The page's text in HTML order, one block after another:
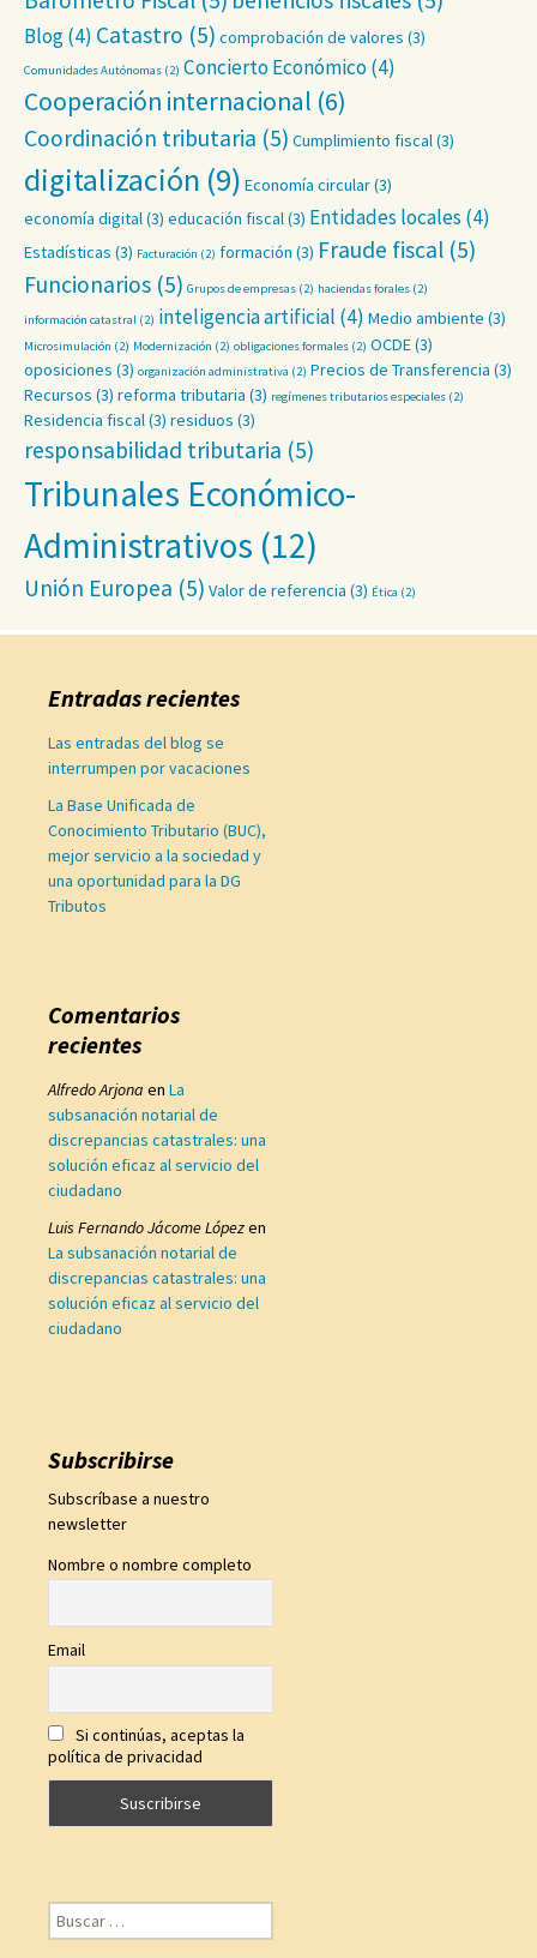
Blog(4) Catastro (5) comprobación de valores (3)
Comunidades Autónomas (2) Concierto Económico(4)
Cooperación internacional (6)
Coordinación tributaria (5) Cumplimiento fiscal(3)
digitalización (9) Economía circular(3)
economía digital(3) educación fiscal(3) Entidades locales (4)
Estadísticas (3) Facturación (2) formación (3) Fraude fiscal (5)
Funcionarios (5) Grupos de empresas (2) haciendas forales (2)
información catastral (2) inteligencia artificial (4) Medio ambiente (3)
Microsimulación (2) Modernización (2) obligaciones formales (2) OCDE(3)
oposiciones (3) organización administrativa (2) Precios de Transferencia (3)
Recursos (3) reforma tributaria (3) regímenes tributarios especiales (2)
Residencia fiscal(3) residuos (3)
responsabilidad tributaria (5)
Tribunales Económico-
Administrativos (12)
Unión Europea (5) Valor de referencia (3) Ética (2)
Entradas recientes
Las entradas del blog se
interrumpen por vacaciones
La Base Unificada de
Conocimiento Tributario (BUC),
mejor servicio a la sociedad y
una oportunidad para la DG
Tributos
Comentarios
recientes
Alfredo Arjona en La
subsanación notarial de
discrepancias catastrales: una
solución eficaz al servicio del
ciudadano
Luis Fernando Jácome Lópezen
La subsanación notarial de
discrepancias catastrales: una
solución eficaz al servicio del
ciudadano
Subscribirse
Subscríbase a nuestro
newsletter
Nombre o nombre completo
Email
Si continúas, aceptas la
política de privacidad
Buscar: